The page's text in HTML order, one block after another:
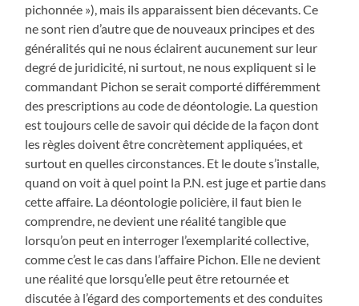
pichonnée »), mais ils apparaissent bien décevants. Ce
ne sont rien d’autre que de nouveaux principes et des
généralités qui ne nous éclairent aucunement sur leur
degré de juridicité, ni surtout, ne nous expliquent si le
commandant Pichon se serait comporté différemment
des prescriptions au code de déontologie. La question
est toujours celle de savoir qui décide de la façon dont
les règles doivent être concrètement appliquées, et
surtout en quelles circonstances. Et le doute s’installe,
quand on voit à quel point la P.N. est juge et partie dans
cette affaire. La déontologie policière, il faut bien le
comprendre, ne devient une réalité tangible que
lorsqu’on peut en interroger l’exemplarité collective,
comme c’est le cas dans l’affaire Pichon. Elle ne devient
une réalité que lorsqu’elle peut être retournée et
discutée à l’égard des comportements et des conduites